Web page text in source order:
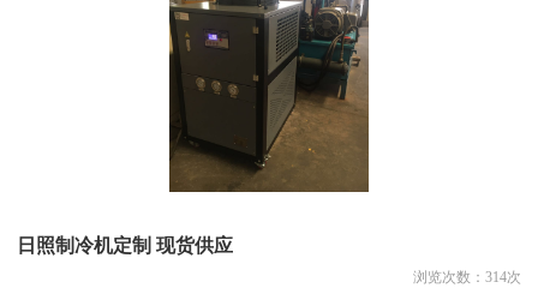
日照制冷机定制 现货供应
浏览次数： 314次